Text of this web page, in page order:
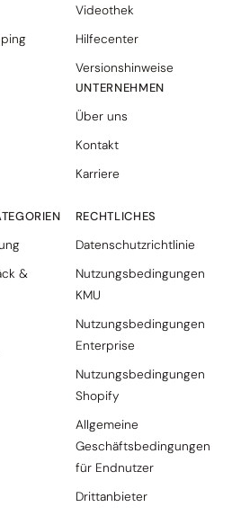
&
Videothek
Hilfecenter
Versionshinweise
UNTERNEHMEN
Über uns
Kontakt
Karriere
RECHTLICHES
Datenschutzrichtlinie
Nutzungsbedingungen
KMU
Nutzungsbedingungen
Enterprise
Nutzungsbedingungen
Shopify
Allgemeine
Geschäftsbedingungen
für Endnutzer
Drittanbieter